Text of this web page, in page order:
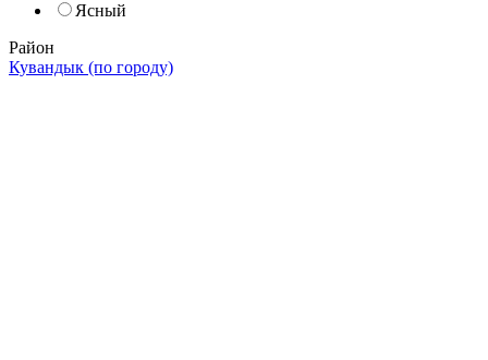
Ясный
Район
Кувандык (по городу)